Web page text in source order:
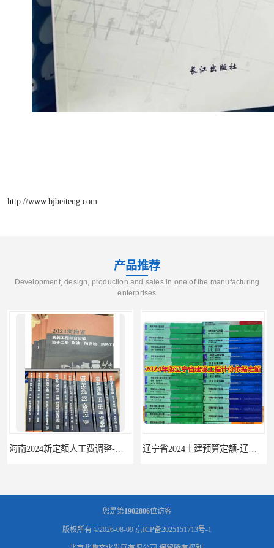
http://www.bjbeiteng.com
产品推荐
Development, design, production and sales in one of the manufacturing
enterprises
您是第1902806位访客
版权所有 ©2026-08-09 京ICP备2025151713号-1